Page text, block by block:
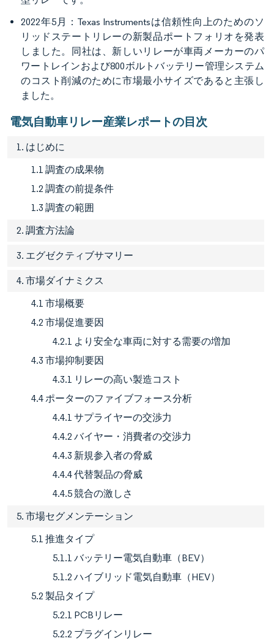
2022年5月：Texas Instrumentsは信頼性向上のためのソ
リッドステートリレーの新製品ポートフォリオを発表
しました。同社は、新しいリレーが車両メーカーのパ
ワートレインおよび800ボルトバッテリー管理システム
のコスト削減のために市場最小サイズであると主張し
ました。
電気自動車リレー産業レポートの目次
1. はじめに
1.1 調査の成果物
1.2 調査の前提条件
1.3 調査の範囲
2. 調査方法論
3. エグゼクティブサマリー
4. 市場ダイナミクス
4.1 市場概要
4.2 市場促進要因
4.2.1 より安全な車両に対する需要の増加
4.3 市場抑制要因
4.3.1 リレーの高い製造コスト
4.4 ポーターのファイブフォース分析
4.4.1 サプライヤーの交渉力
4.4.2 バイヤー・消費者の交渉力
4.4.3 新規参入者の脅威
4.4.4 代替製品の脅威
4.4.5 競合の激しさ
5. 市場セグメンテーション
5.1 推進タイプ
5.1.1 バッテリー電気自動車（BEV）
5.1.2 ハイブリッド電気自動車（HEV）
5.2 製品タイプ
5.2.1 PCBリレー
5.2.2 プラグインリレー